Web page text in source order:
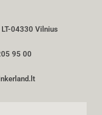
04330 Vilnius
95 00